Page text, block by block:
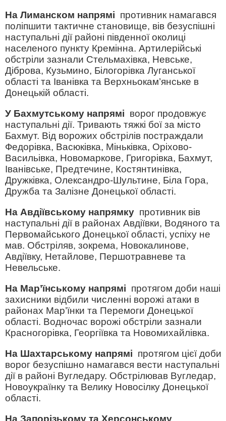
На Лиманском напрямі противник намагався
поліпшити тактичне становище, вів безуспішні
наступальні дії районі південної околиці
населеного пункту Кремінна. Артилерійські
обстріли зазнали Стельмахівка, Невське,
Діброва, Кузьмино, Білогорівка Луганської
області та Іванівка та Верхньокам’янське в
Донецькій області.
У Бахмутському напрямі ворог продовжує
наступальні дії. Тривають тяжкі бої за місто
Бахмут. Від ворожих обстрілів постраждали
Федорівка, Васюківка, Міньківка, Оріхово-
Васильівка, Новомаркове, Григорівка, Бахмут,
Іванівське, Предтечине, Костянтинівка,
Дружківка, Олександро-Шультине, Біла Гора,
Дружба та Залізне Донецької області.
На Авдіївському напрямку противник вів
наступальні дії в районах Авдіївки, Водяного та
Первомайського Донецької області, успіху не
мав. Обстріляв, зокрема, Новокалинове,
Авдіївку, Нетайлове, Першотравневе та
Невельське.
На Мар’їнському напрямі протягом доби наші
захисники відбили численні ворожі атаки в
районах Мар’їнки та Перемоги Донецької
області. Водночас ворожі обстріли зазнали
Красногорівка, Георгіївка та Новомихайлівка.
На Шахтарському напрямі протягом цієї доби
ворог безуспішно намагався вести наступальні
дії в районі Вугледару. Обстрілював Вугледар,
Новоукраїнку та Велику Новосілку Донецької
області.
На Запорізькому та Херсонському